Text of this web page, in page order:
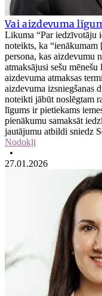
Vai aizdevuma
Likuma “Par iedzīvotāju
noteikts, ka
persona, kas aizdevumu
atmaksājusi sešu
aizdevuma atmaksas
aizdevuma izsniegšanas
noteikti jābūt noslēgtam
līgums ir pietiekams
pienākumu samaksāt
jautājumu atbildi sniedz
Nodokļi
•
27.01.2026